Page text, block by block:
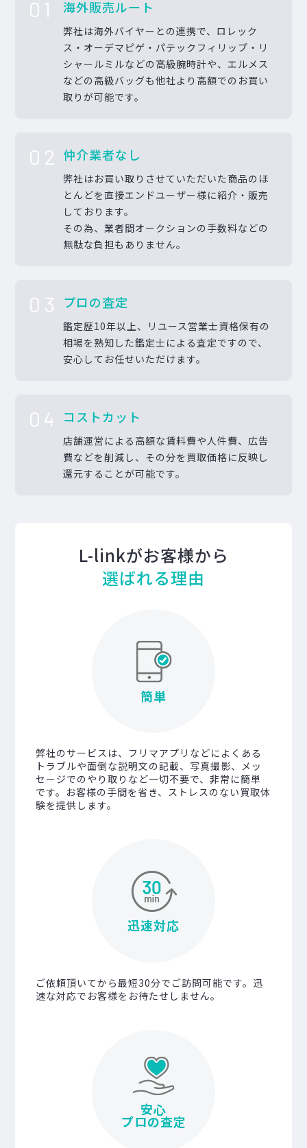
01 海外販売ルート
弊社は海外バイヤーとの連携で、ロレック
ス・オーデマピゲ・パテックフィリップ・リ
シャールミルなどの高級腕時計や、エルメス
などの高級バッグも他社より高額でのお買い
取りが可能です。
02 仲介業者なし
弊社はお買い取りさせていただいた商品のほ
とんどを直接エンドユーザー様に紹介・販売
しております。
その為、業者間オークションの手数料などの
無駄な負担もありません。
03 プロの査定
鑑定歴10年以上、リユース営業士資格保有の
相場を熟知した鑑定士による査定ですので、
安心してお任せいただけます。
04 コストカット
店舗運営による高額な賃料費や人件費、広告
費などを削減し、その分を買取価格に反映し
還元することが可能です。
L-linkがお客様から
選ばれる理由
簡単
弊社のサービスは、フリマアプリなどによくある
トラブルや面倒な説明文の記載、写真撮影、メッ
セージでのやり取りなど一切不要で、非常に簡単
です。お客様の手間を省き、ストレスのない買取体
験を提供します。
迅速対応
ご依頼頂いてから最短30分でご訪問可能です。迅
速な対応でお客様をお待たせしません。
安心
プロの査定